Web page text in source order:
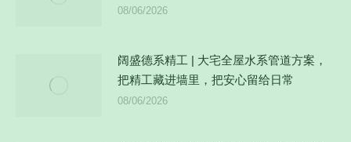
08/06/2026
阔盛德系精工 | 大宅全屋水系管道方案，
把精工藏进墙里，把安心留给日常
08/06/2026